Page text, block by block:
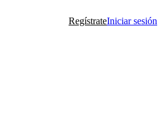
RegístrateIniciar sesión